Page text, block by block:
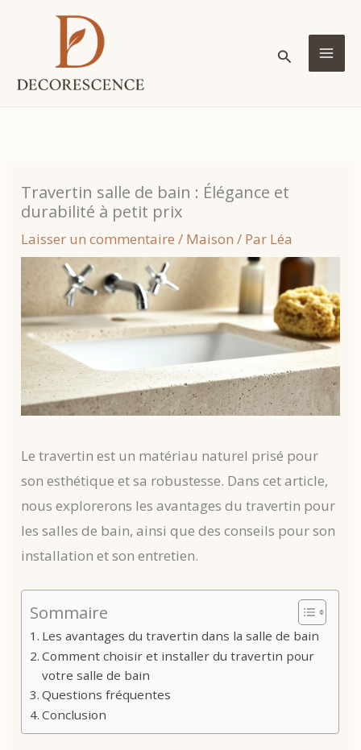
Rechercher
Travertin salle de bain : Élégance et
durabilité à petit prix
Laisser un commentaire / Maison / Par Léa
Le travertin est un matériau naturel prisé pour
son esthétique et sa robustesse. Dans cet article,
nous explorerons les avantages du travertin pour
les salles de bain, ainsi que des conseils pour son
installation et son entretien.
Sommaire
Les avantages du travertin dans la salle de bain
Comment choisir et installer du travertin pour
votre salle de bain
Questions fréquentes
Conclusion